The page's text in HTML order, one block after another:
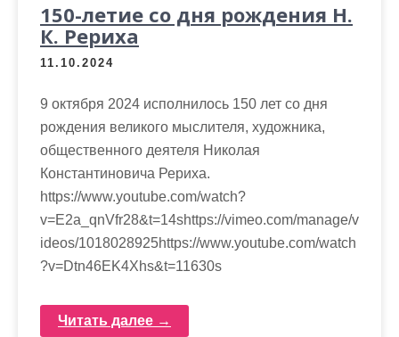
150-летие со дня рождения Н.
К. Рериха
11.10.2024
9 октября 2024 исполнилось 150 лет со дня
рождения великого мыслителя, художника,
общественного деятеля Николая
Константиновича Рериха.
https://www.youtube.com/watch?
v=E2a_qnVfr28&t=14shttps://vimeo.com/manage/v
ideos/1018028925https://www.youtube.com/watch
?v=Dtn46EK4Xhs&t=11630s
Читать далее →